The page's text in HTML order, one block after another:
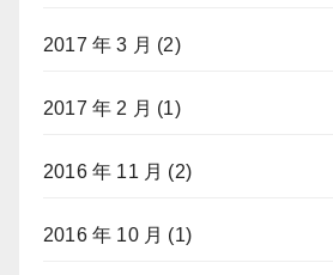
2017 年 3 月 (2)
2017 年 2 月 (1)
2016 年 11 月 (2)
2016 年 10 月 (1)